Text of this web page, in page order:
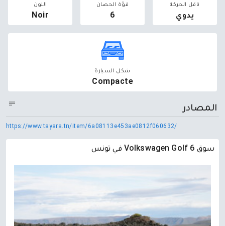
ناقل الحركة
يدوي
قوّة الحصان
6
اللون
Noir
شكل السيارة
Compacte
المصادر
https://www.tayara.tn/item/6a08113e453ae0812f060632/
سوق Volkswagen Golf 6 في تونس